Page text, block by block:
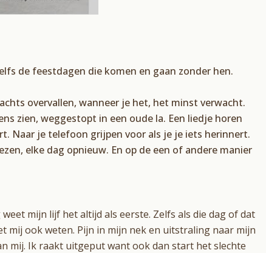
de feestdagen die komen en gaan zonder hen.
overvallen, wanneer je het, het minst verwacht.
zien, weggestopt in een oude la. Een liedje horen
Naar je telefoon grijpen voor als je je iets herinnert.
elke dag opnieuw. En op de een of andere manier
mijn lijf het altijd als eerste. Zelfs als die dag of dat
mij ook weten. Pijn in mijn nek en uitstraling naar mijn
mij. Ik raakt uitgeput want ook dan start het slechte